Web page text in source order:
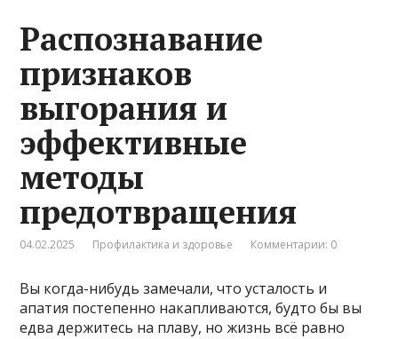
Распознавание
признаков
выгорания и
эффективные
методы
предотвращения
04.02.2025 Профилактика и здоровье Комментарии: 0
Вы когда-нибудь замечали, что усталость и
апатия постепенно накапливаются, будто бы вы
едва держитесь на плаву, но жизнь всё равно